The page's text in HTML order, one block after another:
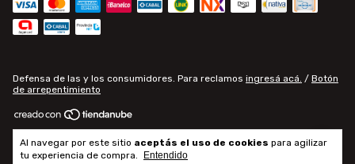
Al navegar por este sitio aceptás el uso de cookies para agilizar
tu experiencia de compra.
Entendido
Defensa de las y los consumidores. Para reclamos ingresá acá. / Botón
de arrepentimiento
Copyright Electroluce - Materiales de electricidad e iluminación - 2026.
Todos los derechos reservados.